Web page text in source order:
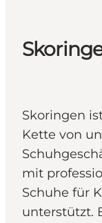
Skoringen
Kette von
mit
Schuhe für
unterstützt.